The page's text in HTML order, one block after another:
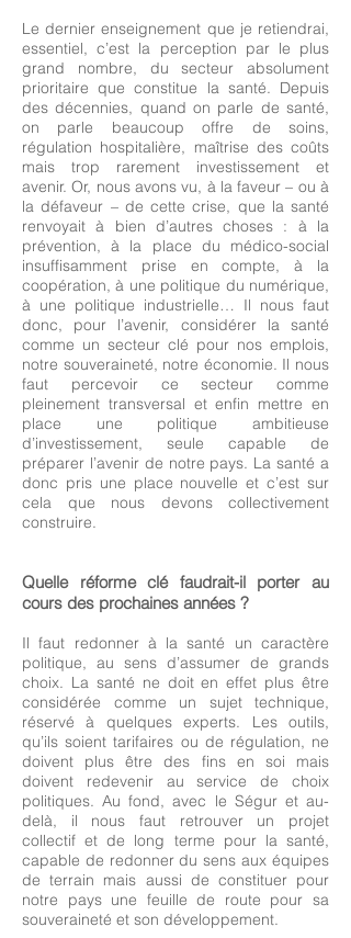
Le dernier enseignement que je retiendrai,
essentiel, c’est la perception par le plus
grand nombre, du secteur absolument
prioritaire que constitue la santé. Depuis
des décennies, quand on parle de santé,
on parle beaucoup offre de soins,
régulation hospitalière, maîtrise des coûts
mais trop rarement investissement et
avenir. Or, nous avons vu, à la faveur – ou à
la défaveur – de cette crise, que la santé
renvoyait à bien d’autres choses : à la
prévention, à la place du médico-social
insuffisamment prise en compte, à la
coopération, à une politique du numérique,
à une politique industrielle… Il nous faut
donc, pour l’avenir, considérer la santé
comme un secteur clé pour nos emplois,
notre souveraineté, notre économie. Il nous
faut percevoir ce secteur comme
pleinement transversal et enfin mettre en
place une politique ambitieuse
d’investissement, seule capable de
préparer l’avenir de notre pays. La santé a
donc pris une place nouvelle et c’est sur
cela que nous devons collectivement
construire.
Quelle réforme clé faudrait-il porter au
cours des prochaines années ?
Il faut redonner à la santé un caractère
politique, au sens d’assumer de grands
choix. La santé ne doit en effet plus être
considérée comme un sujet technique,
réservé à quelques experts. Les outils,
qu’ils soient tarifaires ou de régulation, ne
doivent plus être des fins en soi mais
doivent redevenir au service de choix
politiques. Au fond, avec le Ségur et au-
delà, il nous faut retrouver un projet
collectif et de long terme pour la santé,
capable de redonner du sens aux équipes
de terrain mais aussi de constituer pour
notre pays une feuille de route pour sa
souveraineté et son développement.